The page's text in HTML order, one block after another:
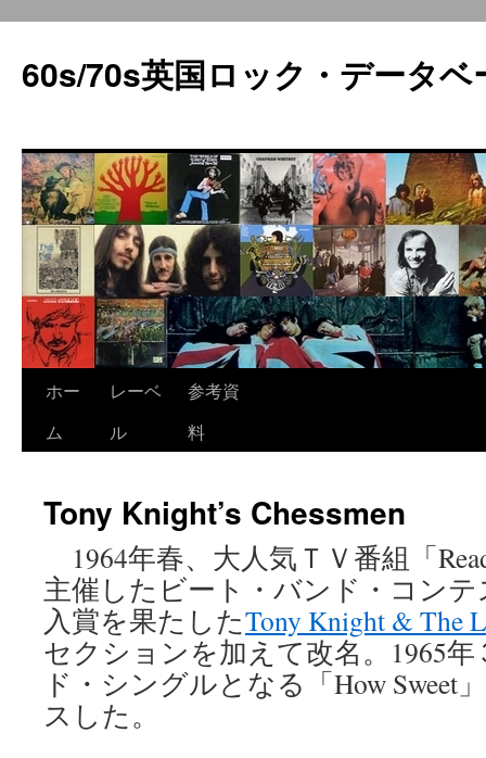
60s/70s英国ロック・データベ
ン
へ
ス
ホー
ム
レーベ
ル
参考資
料
Tony Knight’s Chessmen
1964年春、大人気ＴＶ番組「
主催したビート・バンド・コン
入賞を果たしたTony Knight & The
セクションを加えて改名。1965
ド・シングルとなる「How Sweet
スした。